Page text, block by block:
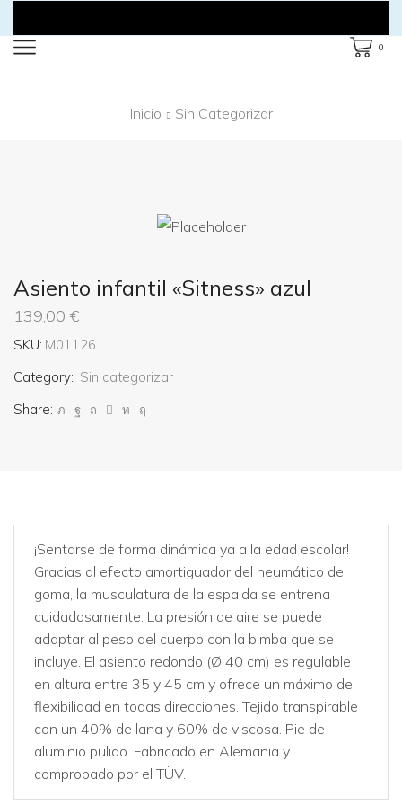
0
Inicio Sin Categorizar
Asiento infantil «Sitness» azul
139,00 €
SKU: M01126
Category: Sin categorizar
Share:
¡Sentarse de forma dinámica ya a la edad escolar!
Gracias al efecto amortiguador del neumático de
goma, la musculatura de la espalda se entrena
cuidadosamente. La presión de aire se puede
adaptar al peso del cuerpo con la bimba que se
incluye. El asiento redondo (Ø 40 cm) es regulable
en altura entre 35 y 45 cm y ofrece un máximo de
flexibilidad en todas direcciones. Tejido transpirable
con un 40% de lana y 60% de viscosa. Pie de
aluminio pulido. Fabricado en Alemania y
comprobado por el TÜV.